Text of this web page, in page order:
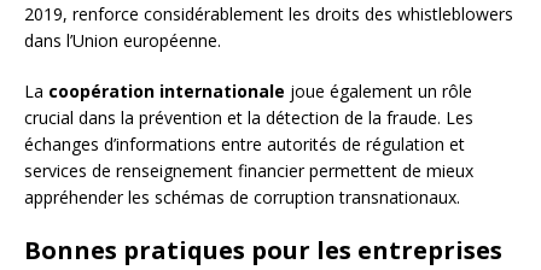
2019, renforce considérablement les droits des whistleblowers
dans l’Union européenne.
La coopération internationale joue également un rôle
crucial dans la prévention et la détection de la fraude. Les
échanges d’informations entre autorités de régulation et
services de renseignement financier permettent de mieux
appréhender les schémas de corruption transnationaux.
Bonnes pratiques pour les entreprises